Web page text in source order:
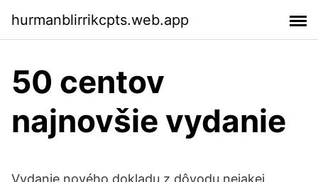
hurmanblirrikcpts.web.app
50 centov
najnovšie vydanie
Vydanie nového dokladu z dôvodu nejakej